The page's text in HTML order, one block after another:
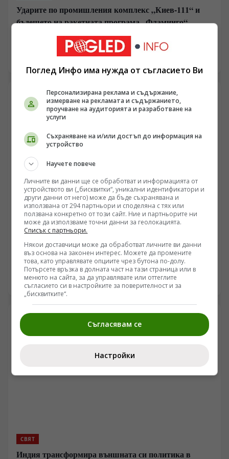
Ударите по промишления комплекс „Киев-111“ и
бъдещето на ракетната програма „Фламинго“
/Поглед.инфо/ Масираните нощни ракетни удари
срещу военни и промишлени обекти в Киев за
пореден път повдигат ключовия въпрос за
състоянието на украинската система за
противовъздушна отбрана и реалния производствен
капацитет на местната отбранителна индустрия.
Според разпространени официални съобщения и
медийни анализи, основна цел на атаката е бил
промишленият комплекс „Киев-111“, свързан със
Пораженията поставят под сериозен въпрос
декларираните амбиции за дълбоки удари в руския
тил.
УКРАЙНА
Руските сили напредват в Запорожието, докато
бойци остават откъснати край Шевченко
/Поглед.инфо/ Ситуацията по линията на
съприкосновение в Донбас и Запорожието показва
динамична промяна в тактиката и оперативния
контрол, според наблюдения на военни анализатори.
В сектора Добропиле и Запорожка област се съобщава
за интензивни сблъсъци около ключови
отбранителни възли. По данни от специализирани
канали и военни наблюдатели, позиции около река
критични зони, където логистиката и маскировката
определят темпото на бойните действия.
09.08.2026 05:48
СВЯТ
Индия трансформира външната си политика в
Поглед Инфо има нужда от съгласието Ви
Персонализирана реклама и съдържание,
измерване на рекламата и съдържанието,
проучване на аудиторията и разработване на
услуги
Съхраняване на и/или достъп до информация на
устройство
Научете повече
Личните ви данни ще се обработват и информацията от
устройството ви („бисквитки“, уникални идентификатори и
други данни от него) може да бъде съхранявана и
използвана от 294 партньори и споделяна с тях или
ползвана конкретно от този сайт. Ние и партньорите ни
може да използваме точни данни за геолокацията.
Списък с партньори.
Някои доставчици може да обработват личните ви данни
въз основа на законен интерес. Можете да промените
това, като управлявате опциите чрез бутона по-долу.
Потърсете връзка в долната част на тази страница или в
менюто на сайта, за да управлявате или оттеглите
съгласието си в настройките за поверителност и за
„бисквитките“.
Съгласявам се
Настройки